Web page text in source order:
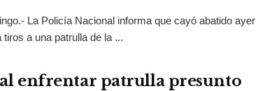
La Policía Nacional informa que cayó abatido ayer
tiros a una patrulla de la ...
enfrentar patrulla presunto